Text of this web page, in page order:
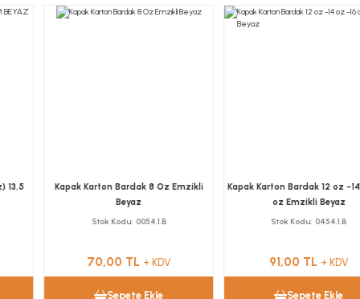
Kapak Karton Bardak 8 Oz Emzikli
0054.1.B
70,00 TL+ KDV
Sepete Ekle
Kapak Karton Bardak 12 oz -14 oz -16
oz Emzikli Beyaz
0454.1.B
91,00 TL+ KDV
Sepete Ekle